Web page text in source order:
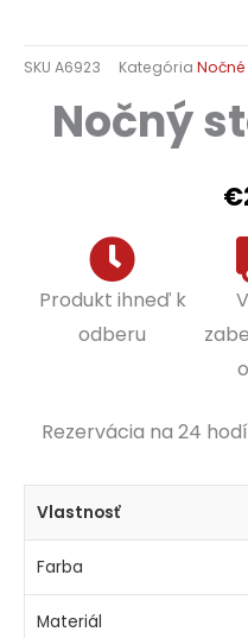
SKU A6923 Kategória
Nočný
€
Produkt ihneď k
odberu
Rezervácia na 24
Vlastnosť
Farba
Materiál